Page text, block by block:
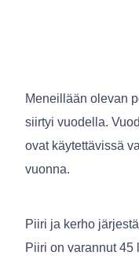
Meneillään olevan
siirtyi vuodella.
ovat käytettävissä
vuonna.
Piiri ja kerho
Piiri on varannut 45